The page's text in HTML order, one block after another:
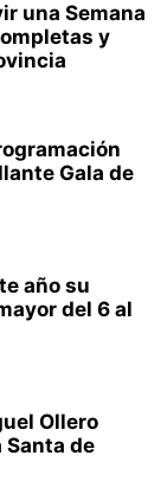
una Semana
y
Gala de
año su
del 6 al
Ollero
Santa de